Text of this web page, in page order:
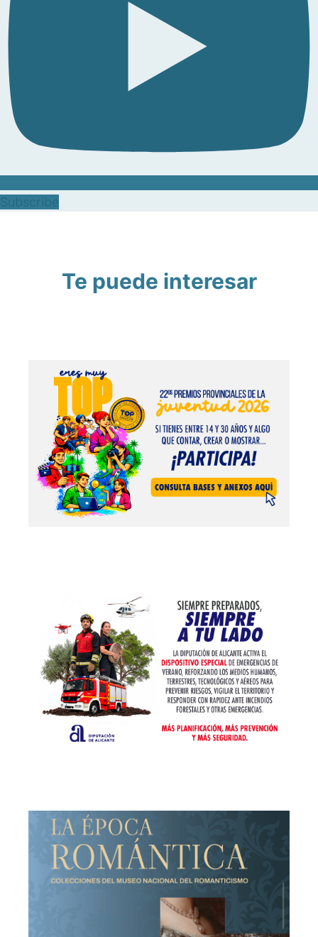
Te puede interesar